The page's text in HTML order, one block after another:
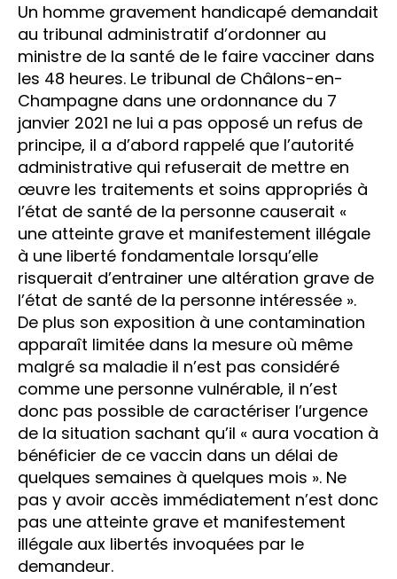
Un homme gravement handicapé demandait
au tribunal administratif d’ordonner au
ministre de la santé de le faire vacciner dans
les 48 heures. Le tribunal de Châlons-en-
Champagne dans une ordonnance du 7
janvier 2021 ne lui a pas opposé un refus de
principe, il a d’abord rappelé que l’autorité
administrative qui refuserait de mettre en
œuvre les traitements et soins appropriés à
l’état de santé de la personne causerait «
une atteinte grave et manifestement illégale
à une liberté fondamentale lorsqu’elle
risquerait d’entrainer une altération grave de
l’état de santé de la personne intéressée ».
De plus son exposition à une contamination
apparaît limitée dans la mesure où même
malgré sa maladie il n’est pas considéré
comme une personne vulnérable, il n’est
donc pas possible de caractériser l’urgence
de la situation sachant qu’il « aura vocation à
bénéficier de ce vaccin dans un délai de
quelques semaines à quelques mois ». Ne
pas y avoir accès immédiatement n’est donc
pas une atteinte grave et manifestement
illégale aux libertés invoquées par le
demandeur.